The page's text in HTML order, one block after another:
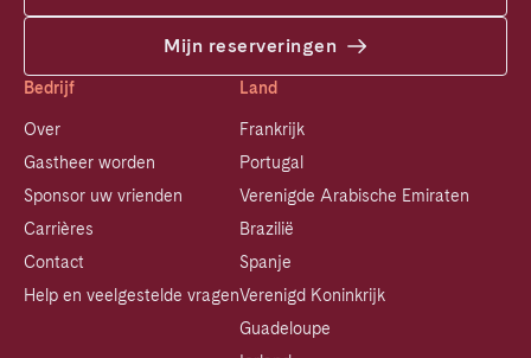
Mijn reserveringen
Bedrijf
Over
Gastheer worden
Sponsor uw vrienden
Carrières
Contact
Help en veelgestelde vragen
Land
Frankrijk
Portugal
Verenigde Arabische Emiraten
Brazilië
Spanje
Verenigd Koninkrijk
Guadeloupe